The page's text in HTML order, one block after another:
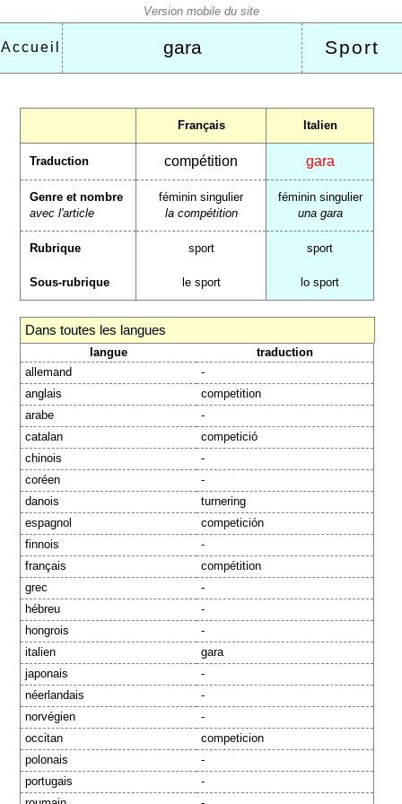
Accueil gara Sport
Français Italien
Traduction compétition gara
Genre et nombre
avec l'article
féminin singulier
la compétition
féminin singulier
una gara
Rubrique sport sport
Sous-rubrique le sport lo sport
Dans toutes les langues
langue
traduction
allemand
-
anglais
competition
arabe
-
catalan
competició
chinois
-
coréen
-
danois
turnering
espagnol
competición
finnois
-
français
compétition
grec
-
hébreu
-
hongrois
-
italien
gara
japonais
-
néerlandais
-
norvégien
-
occitan
competicion
polonais
-
portugais
-